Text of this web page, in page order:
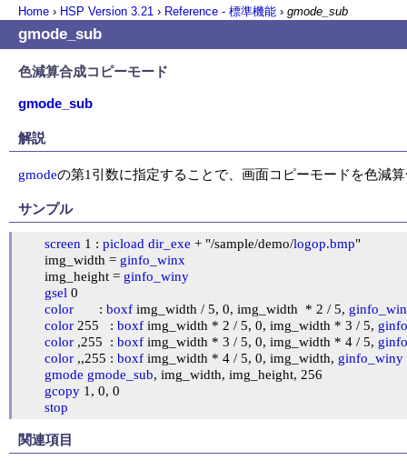
Home › HSP Version 3.21 › Reference - 標準機能 › gmode_sub
gmode_sub
色減算合成コピーモード
gmode_sub
解説
gmodeの第1引数に指定することで、画面コピーモードを色減
サンプル
screen 1 : picload dir_exe + "/sample/demo/logop.bmp"
	img_width =
ginfo_winx
	img_height =
ginfo_winy
gsel 0
color
       :
boxf img_width / 5, 0, img_width  * 2 / 5,
color 255   : boxf img_width * 2 / 5, 0, img_width * 3 / 5,
color ,255  : boxf img_width * 3 / 5, 0, img_width * 4 / 5,
color ,,255 : boxf img_width * 4 / 5, 0, img_width, ginfo_winy
gmode gmode_sub, img_width, img_height, 256
gcopy 1, 0, 0
stop
関連項目